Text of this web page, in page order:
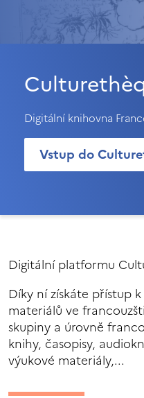
Digitální knihovna
Vstup do
Digitální platformu
Díky ní získáte přístup
materiálů ve
skupiny a úrovně
knihy, časopisy,
výukové materiály,...